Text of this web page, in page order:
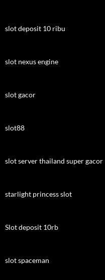
slot deposit 10 ribu
slot nexus engine
slot gacor
slot88
slot server thailand super gacor
starlight princess slot
Slot deposit 10rb
slot spaceman